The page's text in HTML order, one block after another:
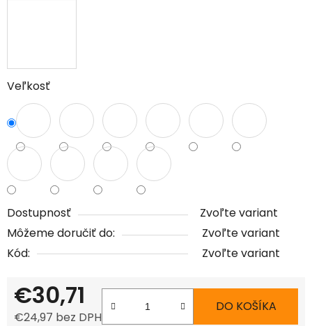
Veľkosť
Dostupnosť
Zvoľte variant
Môžeme doručiť do:
Zvoľte variant
Kód:
Zvoľte variant
€30,71
€24,97 bez DPH
DO KOŠÍKA